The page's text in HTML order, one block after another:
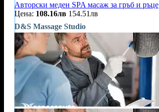
Авторски меден SPA масаж за гръб и ръце
Цена: 108.16лв 154.51лв
D&S Massage Studio